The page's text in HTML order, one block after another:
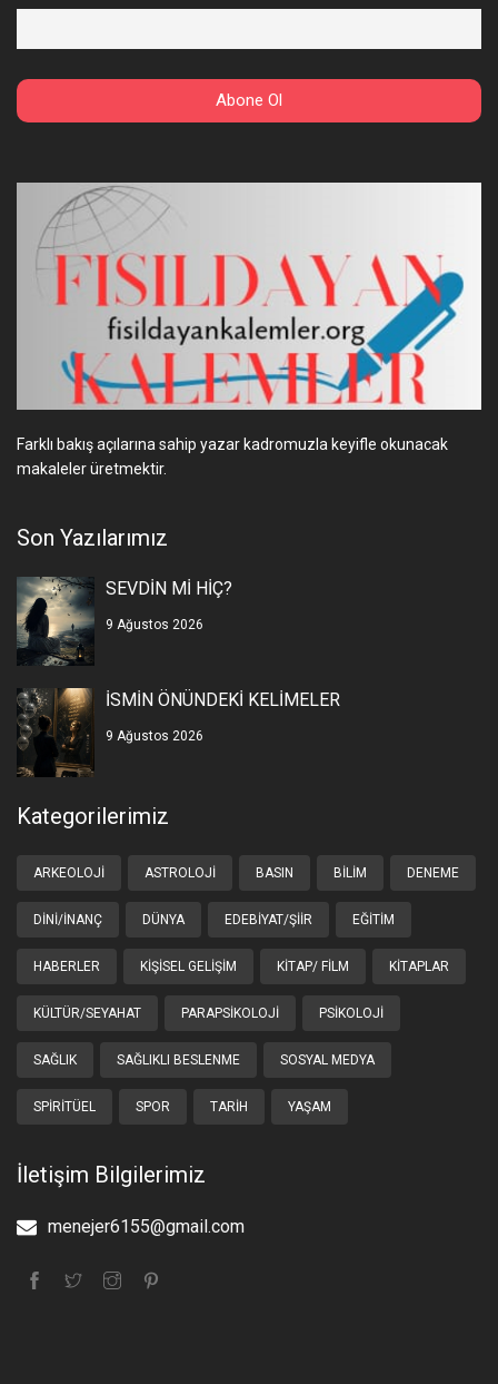
Farklı bakış açılarına sahip yazar kadromuzla keyifle okunacak
makaleler üretmektir.
Son Yazılarımız
SEVDİN Mİ HİÇ?
9 Ağustos 2026
İSMİN ÖNÜNDEKİ KELİMELER
9 Ağustos 2026
Kategorilerimiz
ARKEOLOJI ASTROLOJI BASIN BILIM DENEME
DINI/İNANÇ DÜNYA EDEBIYAT/ŞIIR EĞITIM
HABERLER KIŞISEL GELIŞIM KITAP/ FILM KITAPLAR
KÜLTÜR/SEYAHAT PARAPSIKOLOJI PSIKOLOJI
SAĞLIK SAĞLIKLI BESLENME SOSYAL MEDYA
SPIRITÜEL SPOR TARIH YAŞAM
İletişim Bilgilerimiz
menejer6155@gmail.com